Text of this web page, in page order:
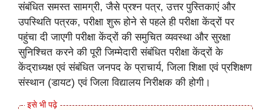
संबंधित समस्त सामग्री, जैसे प्रश्न पत्र, उत्तर पुस्तिकाएं और
उपस्थिति पत्रक, परीक्षा शुरू होने से पहले ही परीक्षा केंद्रों पर
पहुंचा दी जाएगी परीक्षा केंद्रों की समुचित व्यवस्था और सुरक्षा
सुनिश्चित करने की पूरी जिम्मेदारी संबंधित परीक्षा केंद्रों के
केंद्राध्यक्ष एवं संबंधित जनपद के प्राचार्य, जिला शिक्षा एवं प्रशिक्षण
संस्थान (डायट) एवं जिला विद्यालय निरीक्षक की होगी।